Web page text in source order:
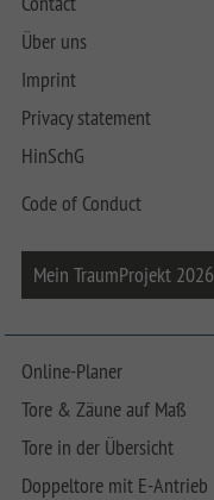
Über uns
Imprint
Privacy statement
HinSchG
Code of Conduct
Mein TraumProjekt 2026
Online-Planer
Tore & Zäune auf Maß
Tore in der Übersicht
Doppeltore mit E-Antrieb